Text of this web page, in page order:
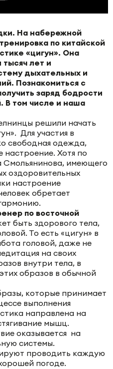
На набережной
по китайской
«цигун». Она
лет и
дыхательных и
Познакомиться с
заряд бодрости
том числе и наша
решили начать
Для участия в
свободная одежда,
настроение. Хотя по
Смольянинова, имеющего
оздоровительных
настроение
обретает
по восточной
быть здорового тела,
То есть «цигун» в
головой, даже не
на своих
внутри тела, в
образов в обычной
которые принимает
выполнения
направлена на
мышц.
оказывается на
системы.
проводить каждую
погоде.